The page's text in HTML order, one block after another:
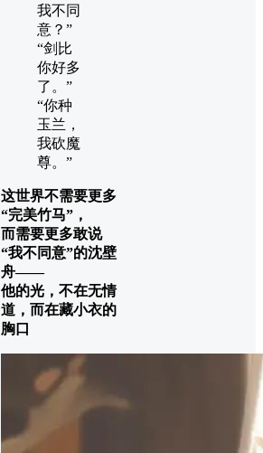
我不同
意？”
“剑比
你好多
了。”
“你种
玉兰，
我砍魔
尊。”
这世界不需要更多
“完美竹马”，
而需要更多敢说
“我不同意”的沈壁
舟——
他的光，不在无情
道，而在藏小衣的
胸口